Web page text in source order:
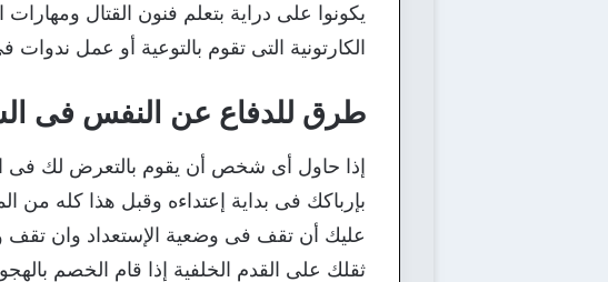
يكونوا على دراية بتعلم فنون القتال
الكارتونية التى تقوم بالتوعية أو عمل
طرق للدفاع عن النفس فى
إذا حاول أى شخص أن يقوم بالتعرض لك فى
بإرباكك فى بداية إعتداءه وقبل هذا كله
عليك أن تقف فى وضعية الإستعداد وان تقف
ثقلك على القدم الخلفية إذا قام الخصم